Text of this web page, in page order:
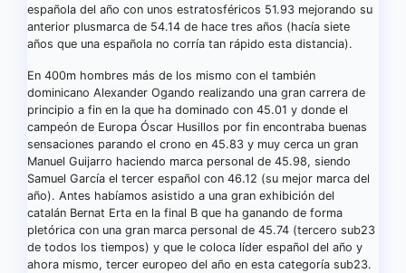
española del año con unos estratosféricos 51.93 mejorando su
anterior plusmarca de 54.14 de hace tres años (hacía siete
años que una española no corría tan rápido esta distancia).
En 400m hombres más de los mismo con el también
dominicano Alexander Ogando realizando una gran carrera de
principio a fin en la que ha dominado con 45.01 y donde el
campeón de Europa Óscar Husillos por fin encontraba buenas
sensaciones parando el crono en 45.83 y muy cerca un gran
Manuel Guijarro haciendo marca personal de 45.98, siendo
Samuel García el tercer español con 46.12 (su mejor marca del
año). Antes habíamos asistido a una gran exhibición del
catalán Bernat Erta en la final B que ha ganando de forma
pletórica con una gran marca personal de 45.74 (tercero sub23
de todos los tiempos) y que le coloca líder español del año y
ahora mismo, tercer europeo del año en esta categoría sub23.